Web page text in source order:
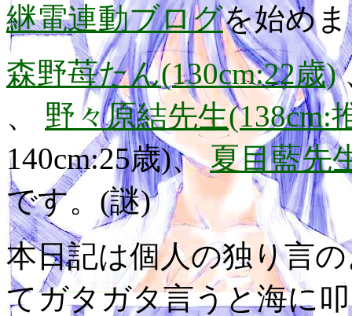
継電連動ブログを始め
森野苺たん(130cm:22歳)
、 野々原結先生(138cm:
140cm:25歳)、夏目藍先
です。(謎)
本日記は個人の独り言
てガタガタ言うと海に